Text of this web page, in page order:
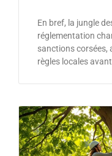
En bref, la jungle
réglementation
sanctions corsées,
règles locales avant